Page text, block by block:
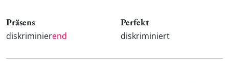
Präsens
diskriminierend
Perfekt
diskriminiert